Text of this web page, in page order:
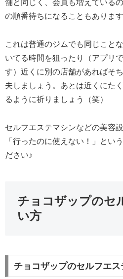
舗と同じく、会員も増えている
の順番待ちになることもあります
これは普通のジムでも同じこと
いてる時間を狙ったり（アプリ
す）近くに別の店舗があればそ
夫しましょう。あとは近くにた
るように祈りましょう（笑）
セルフエステマシンなどの美容
「行ったのに使えない！」とい
ださい♪
チョコザップのセ
い方
チョコザップのセルフエス